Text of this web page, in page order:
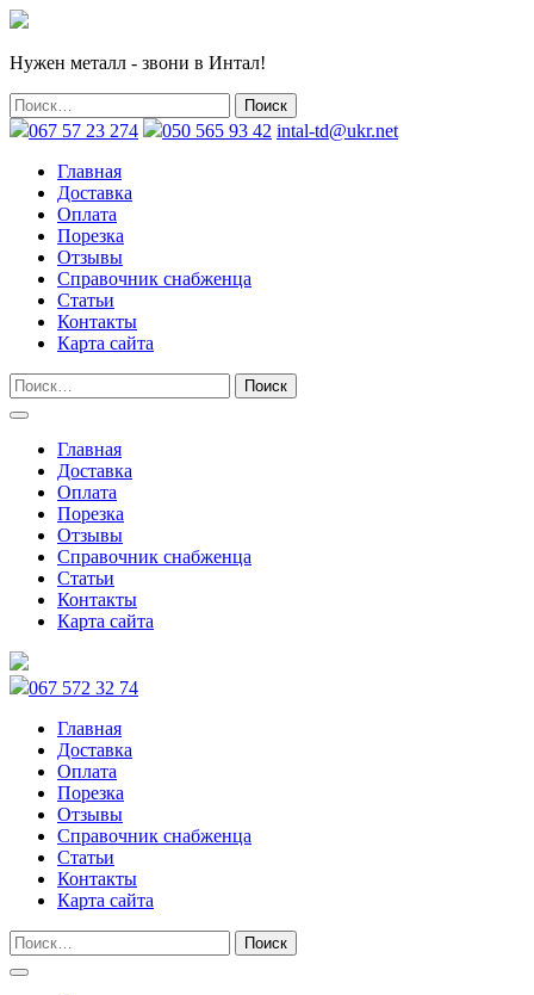
Нужен металл - звони в Интал!
067 57 23 274 050 565 93 42 intal-td@ukr.net
Главная
Доставка
Оплата
Порезка
Отзывы
Справочник снабженца
Статьи
Контакты
Карта сайта
Главная
Доставка
Оплата
Порезка
Отзывы
Справочник снабженца
Статьи
Контакты
Карта сайта
067 572 32 74
Главная
Доставка
Оплата
Порезка
Отзывы
Справочник снабженца
Статьи
Контакты
Карта сайта